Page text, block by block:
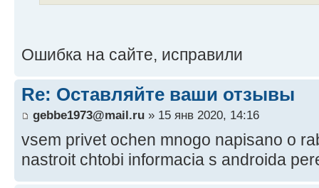
Ошибка на сайте, исправили
Re: Оставляйте ваши отзывы
gebbe1973@mail.ru » 15 янв 2020, 14:16
vsem privet ochen mnogo napisano o
nastroit chtobi informacia s androida